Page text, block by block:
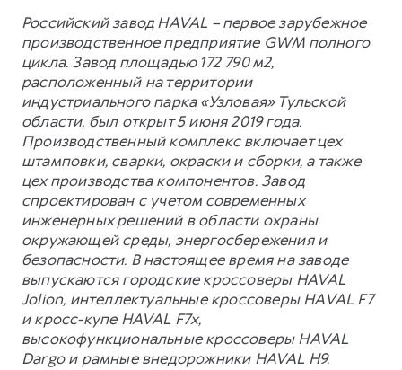
Российский завод HAVAL – первое зарубежное
производственное предприятие GWM полного
цикла. Завод площадью 172 790 м2,
расположенный на территории
индустриального парка «Узловая» Тульской
области, был открыт 5 июня 2019 года.
Производственный комплекс включает цех
штамповки, сварки, окраски и сборки, а также
цех производства компонентов. Завод
спроектирован с учетом современных
инженерных решений в области охраны
окружающей среды, энергосбережения и
безопасности. В настоящее время на заводе
выпускаются городские кроссоверы HAVAL
Jolion, интеллектуальные кроссоверы HAVAL F7
и кросс-купе HAVAL F7x,
высокофункциональные кроссоверы HAVAL
Dargo и рамные внедорожники HAVAL H9.